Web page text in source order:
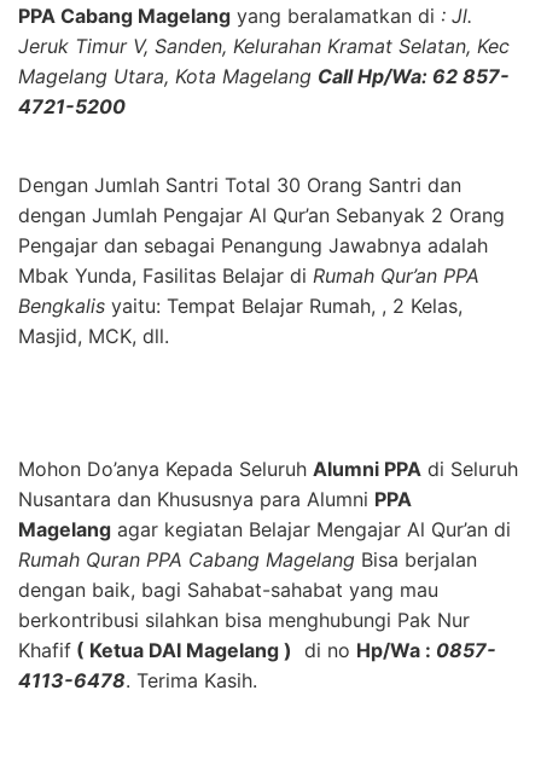
PPA Cabang Magelang yang beralamatkan di : Jl.
Jeruk Timur V, Sanden, Kelurahan Kramat Selatan, Kec
Magelang Utara, Kota Magelang Call Hp/Wa: 62 857-
4721-5200
Dengan Jumlah Santri Total 30 Orang Santri dan
dengan Jumlah Pengajar Al Qur’an Sebanyak 2 Orang
Pengajar dan sebagai Penangung Jawabnya adalah
Mbak Yunda, Fasilitas Belajar di Rumah Qur’an PPA
Bengkalis yaitu: Tempat Belajar Rumah, , 2 Kelas,
Masjid, MCK, dll.
Mohon Do’anya Kepada Seluruh Alumni PPA di Seluruh
Nusantara dan Khususnya para Alumni PPA
Magelang agar kegiatan Belajar Mengajar Al Qur’an di
Rumah Quran PPA Cabang Magelang Bisa berjalan
dengan baik, bagi Sahabat-sahabat yang mau
berkontribusi silahkan bisa menghubungi Pak Nur
Khafif ( Ketua DAI Magelang ) di no Hp/Wa : 0857-
4113-6478. Terima Kasih.